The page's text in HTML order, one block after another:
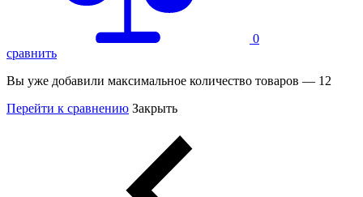
0
сравнить
Вы уже добавили максимальное количество товаров — 12
Перейти к сравнению Закрыть